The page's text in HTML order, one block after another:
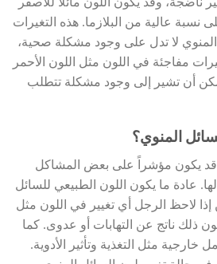
ناضجة، وقد يكون اللون مائلاً للأصفر
نسبة عالية من البلازما. هذه التغيرات
المنوي لا تدل على وجود مشكلة صحية،
مفاجئة في اللون مثل اللون الأحمر
يمكن أن تشير إلى وجود مشكلة تتطلب
المنوي؟
قد يكون مؤشراً على بعض المشاكل
لها. عادة ما يكون اللون الطبيعي للسائل
لاحظ الرجل أي تغيير في اللون مثل
ذلك ناتج عن التهابات أو عدوى. كما
خارجية مثل التغذية وتأثير الأدوية.